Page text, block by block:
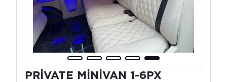
PRİVATE MİNİVAN 1-6PX